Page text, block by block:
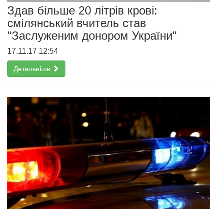
Здав більше 20 літрів крові:
смілянський вчитель став
"Заслуженим донором України"
17.11.17 12:54
Детальніше